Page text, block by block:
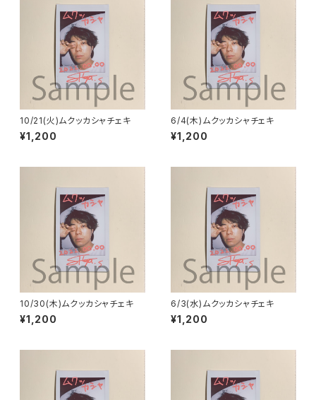
10/21(火)ムクッカシャチェキ
¥1,200
6/4(木)ムクッカシャチェキ
¥1,200
10/30(木)ムクッカシャチェキ
¥1,200
6/3(水)ムクッカシャチェキ
¥1,200